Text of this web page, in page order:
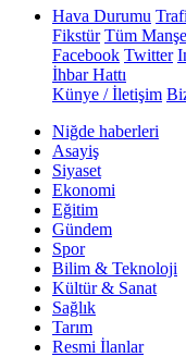
Hava Durumu
Fikstür Tüm
Facebook Twitter
İhbar Hattı
Künye / İletişim
Niğde haberleri
Asayiş
Siyaset
Ekonomi
Eğitim
Gündem
Spor
Bilim & Teknoloji
Kültür & Sanat
Sağlık
Tarım
Resmi İlanlar